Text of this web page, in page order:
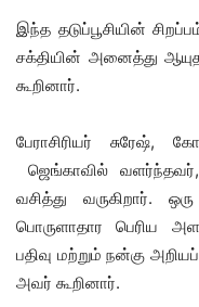
இந்த தடுப்பூசியின்
சக்தியின் அனைத்து
கூறினார்.
பேராசிரியர் சுரேஷ்,
ஜெங்காவில்
வசித்து வருகிறார்.
பொருளாதார பெரிய
பதிவு மற்றும் நன்கு
அவர் கூறினார்.